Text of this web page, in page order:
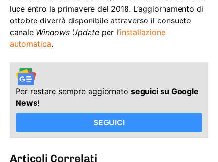
luce entro la primavere del 2018. L’aggiornamento di
ottobre diverrà disponibile attraverso il consueto
canale Windows Update per l’installazione
automatica.
Per restare sempre aggiornato seguici su Google
News!
SEGUICI
Articoli Correlati